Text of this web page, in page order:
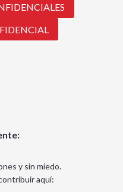
y sin miedo.
aquí: